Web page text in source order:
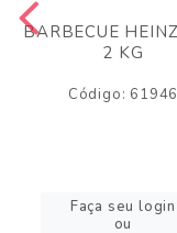
BARBECUE
2 KG
Código: 61946
Faça seu login
ou